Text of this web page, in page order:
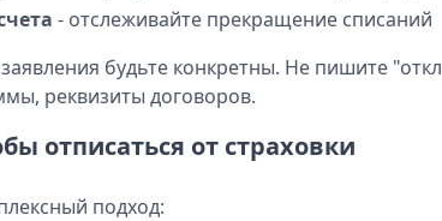
- отслеживайте прекращение списаний
будьте конкретны. Не пишите
реквизиты договоров.
отписаться от страховки
подход: